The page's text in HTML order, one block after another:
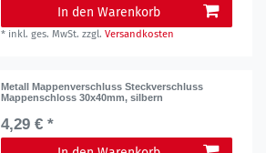
In den Warenkorb
* inkl. ges. MwSt. zzgl.Versandkosten
Metall Mappenverschluss Steckverschluss
Mappenschloss 30x40mm, silbern
4,29 € *